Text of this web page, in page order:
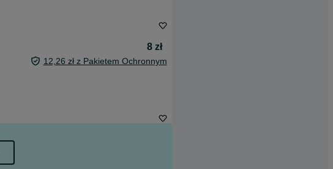
8 zł
12,26 zł z Pakietem Ochronnym